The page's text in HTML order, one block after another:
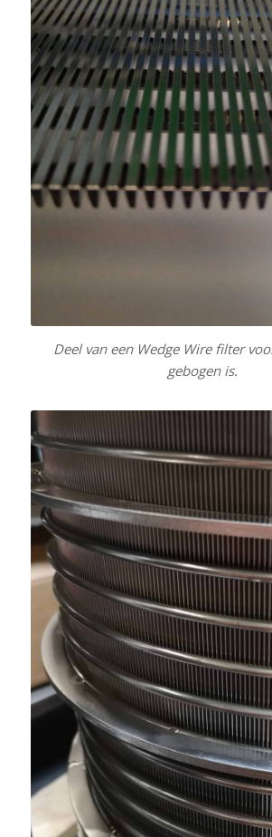
Deel van een Wedge Wire filter
gebogen is.